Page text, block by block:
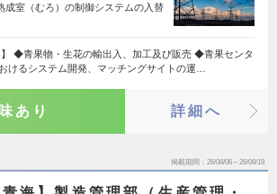
成室（むろ）の制御システムの入替
】 ◆青果物・生花の輸出入、加工及び販売 ◆青果センタ
けるシステム開発、マッチングサイトの運…
あり 詳細へ
掲載期間 26/08/06～26/08/19